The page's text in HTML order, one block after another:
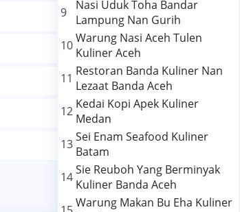
9
Nasi Uduk Toha Bandar
Lampung Nan Gurih
10Warung Nasi Aceh Tulen
Kuliner Aceh
11 Restoran Banda Kuliner Nan
Lezaat Banda Aceh
12 Kedai Kopi Apek Kuliner
Medan
13Sei Enam Seafood Kuliner
Batam
14Sie Reuboh Yang Berminyak
Kuliner Banda Aceh
Warung Makan Bu Eha Kuliner